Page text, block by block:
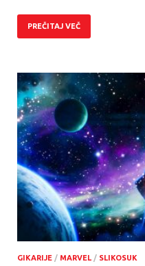
PREČITAJ VEČ
GIKARIJE / MARVEL / SLIKOSUK